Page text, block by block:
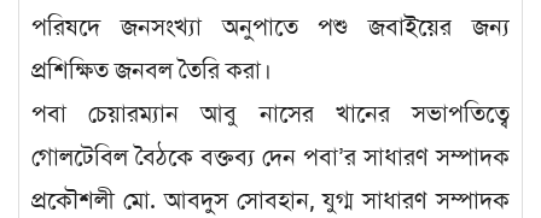
পরিষদে জনসংখ্যা অনুপাতে পশু জবাইয়ের জন্য
প্রশিক্ষিত জনবল তৈরি করা।
পবা চেয়ারম্যান আবু নাসের খানের সভাপতিত্বে
গোলটেবিল বৈঠকে বক্তব্য দেন পবা’র সাধারণ সম্পাদক
প্রকৌশলী মো. আবদুস সোবহান, যুগ্ম সাধারণ সম্পাদক